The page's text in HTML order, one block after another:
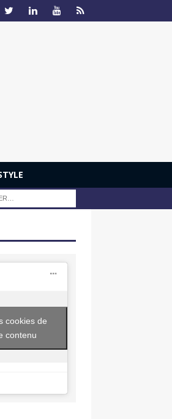
cookies de
contenu